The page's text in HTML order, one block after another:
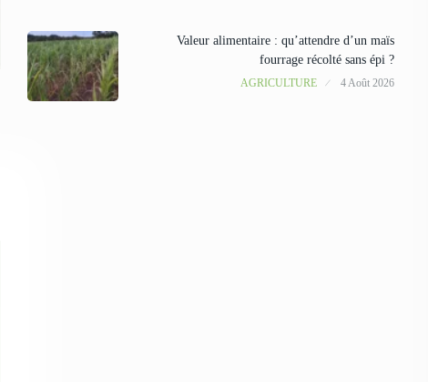
Valeur alimentaire : qu’attendre d’un maïs
fourrage récolté sans épi ?
AGRICULTURE 4 Août 2026